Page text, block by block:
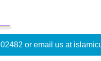
or email us at